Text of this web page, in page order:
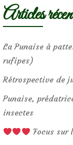
Articles
La Punaise à
rufipes)
Rétrospective de
Punaise,
insectes
Focus sur